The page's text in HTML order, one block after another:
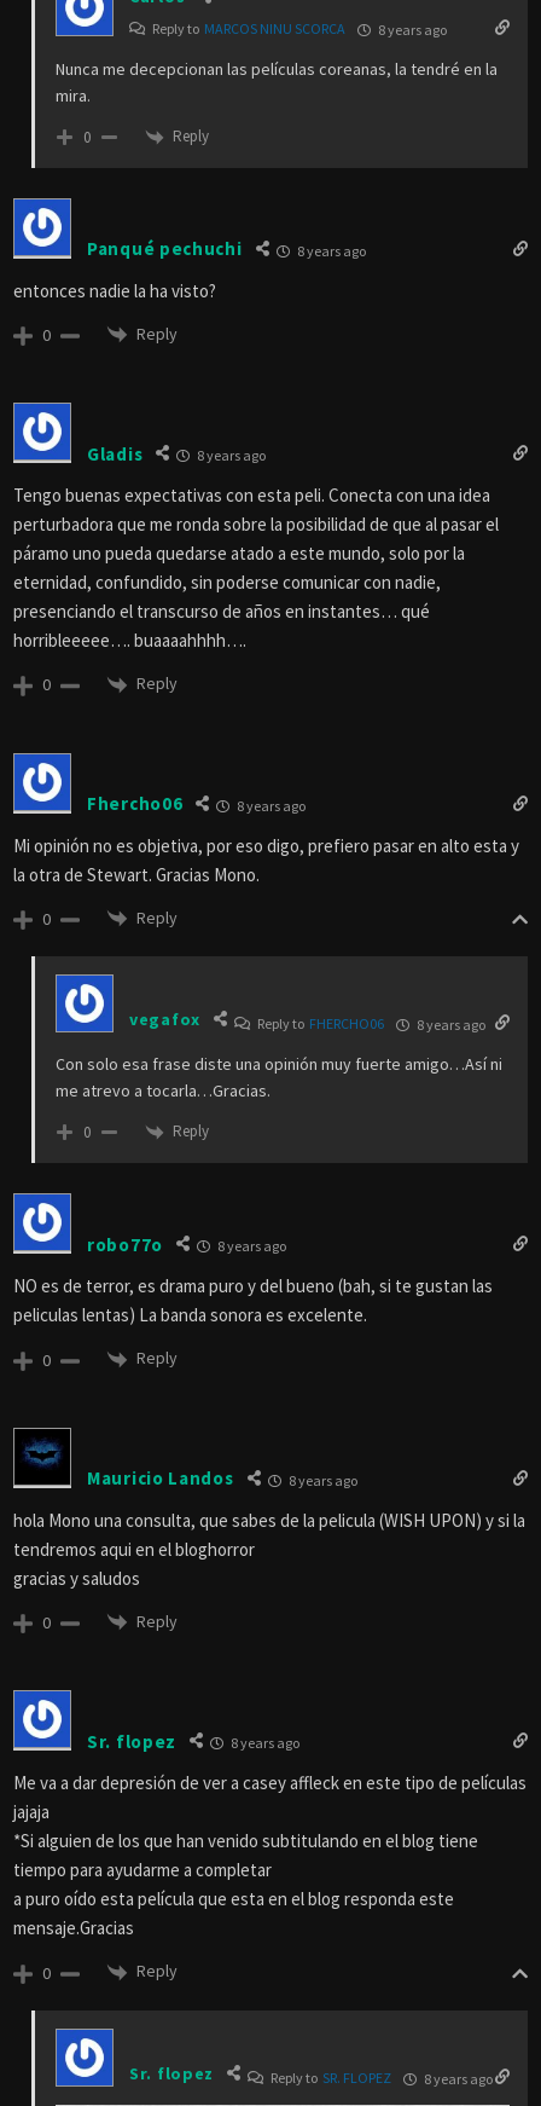
Reply to MARCOS NINU SCORCA 8 years ago
Nunca me decepcionan las películas coreanas, la tendré en la
mira.
0 Reply
Panqué pechuchi 8 years ago
entonces nadie la ha visto?
0 Reply
Gladis 8 years ago
Tengo buenas expectativas con esta peli. Conecta con una idea
perturbadora que me ronda sobre la posibilidad de que al pasar el
páramo uno pueda quedarse atado a este mundo, solo por la
eternidad, confundido, sin poderse comunicar con nadie,
presenciando el transcurso de años en instantes… qué
horribleeeee…. buaaaahhhh….
0 Reply
Fhercho06 8 years ago
Mi opinión no es objetiva, por eso digo, prefiero pasar en alto esta y
la otra de Stewart. Gracias Mono.
0 Reply
vegafox Reply to FHERCHO06 8 years ago
Con solo esa frase diste una opinión muy fuerte amigo…Así ni
me atrevo a tocarla…Gracias.
0 Reply
robo77o 8 years ago
NO es de terror, es drama puro y del bueno (bah, si te gustan las
peliculas lentas) La banda sonora es excelente.
0 Reply
Mauricio Landos 8 years ago
hola Mono una consulta, que sabes de la pelicula (WISH UPON) y si la
tendremos aqui en el bloghorror
gracias y saludos
0 Reply
Sr. flopez 8 years ago
Me va a dar depresión de ver a casey affleck en este tipo de películas
jajaja
*Si alguien de los que han venido subtitulando en el blog tiene
tiempo para ayudarme a completar
a puro oído esta película que esta en el blog responda este
mensaje.Gracias
0 Reply
Sr. flopez Reply to SR. FLOPEZ 8 years ago